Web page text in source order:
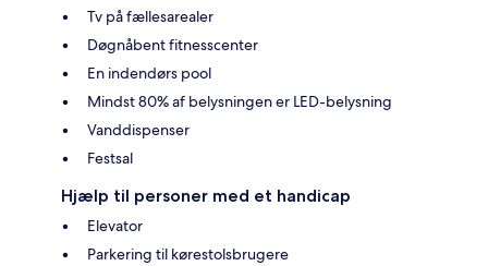
Tv på fællesarealer
Døgnåbent fitnesscenter
En indendørs pool
Mindst 80% af belysningen er LED-belysning
Vanddispenser
Festsal
Hjælp til personer med et handicap
Elevator
Parkering til kørestolsbrugere